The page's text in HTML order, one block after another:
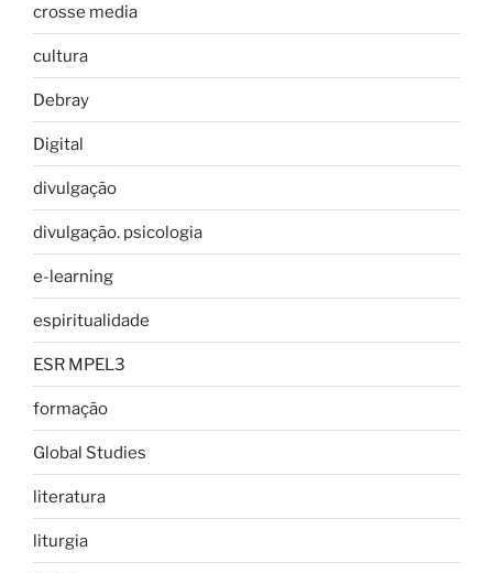
crosse media
cultura
Debray
Digital
divulgação
divulgação. psicologia
e-learning
espiritualidade
ESR MPEL3
formação
Global Studies
literatura
liturgia